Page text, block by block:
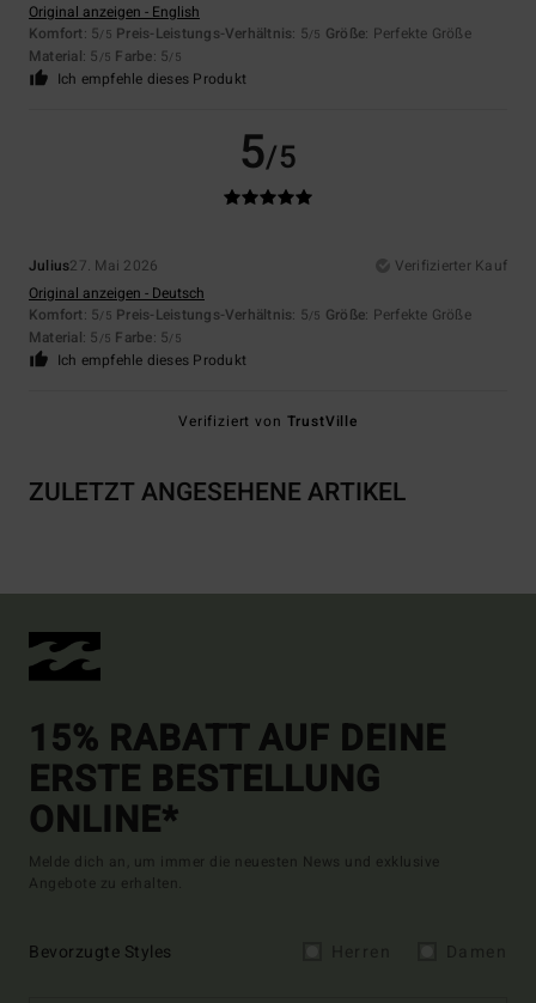
Original anzeigen - English
Komfort: 5/5 Preis-Leistungs-Verhältnis: 5/5 Größe: Perfekte Größe
Material: 5 /5 Farbe: 5/5
Ich empfehle dieses Produkt
5/5
Julius27. Mai 2026
Verifizierter Kauf
Original anzeigen - Deutsch
Komfort: 5/5 Preis-Leistungs-Verhältnis: 5/5 Größe: Perfekte Größe
Material: 5 /5 Farbe: 5/5
Ich empfehle dieses Produkt
Verifiziert von TrustVille
ZULETZT ANGESEHENE ARTIKEL
15% RABATT AUF DEINE
ERSTE BESTELLUNG
ONLINE*
Melde dich an, um immer die neuesten News und exklusive
Angebote zu erhalten.
Bevorzugte Styles